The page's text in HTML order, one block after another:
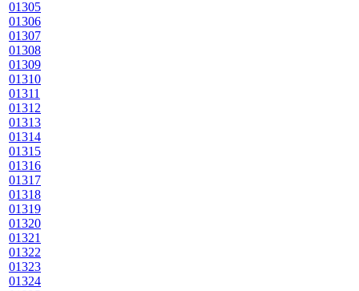
01305
01306
01307
01308
01309
01310
01311
01312
01313
01314
01315
01316
01317
01318
01319
01320
01321
01322
01323
01324